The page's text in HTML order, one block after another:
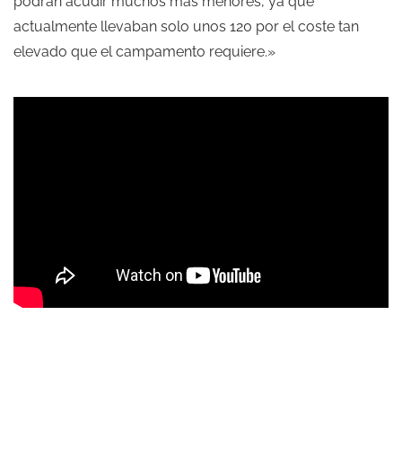
actualmente llevaban solo unos 120 por el coste tan
elevado que el campamento requiere.»